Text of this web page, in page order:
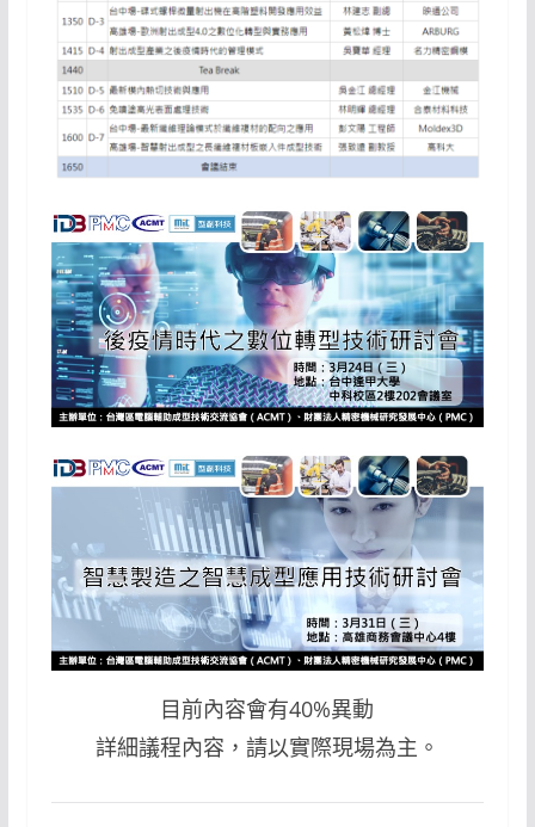
目前內容會有40%異動
詳細議程內容，請以實際現場為主。